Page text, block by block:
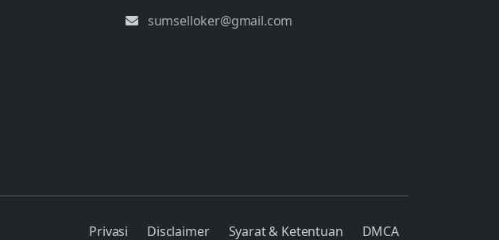
sumselloker@gmail.com
Privasi Disclaimer Syarat & Ketentuan DMCA